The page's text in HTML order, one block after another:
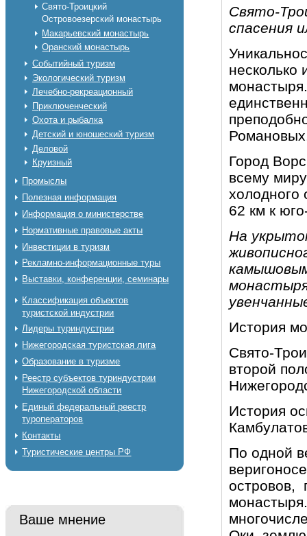
Свято-Троицкий
Островоезерский монастырь
Макарьевский монастырь
Оранский монастырь
Событийный туризм
Экологический туризм
Лечебно-рекреационный
Приключенческий
Охота и рыбалка
Детский и юношеский туризм
Деловой
Круизный
Промыслы
Полезная информация
Информация о министерстве
Нормативные правовые акты
Инвестиции в туризм
Рекламно-информационные туры
Выставки, конференции, семинары
Классификация объектов
туристской индустрии
Лидеры туриндустрии
Нижегородская туристская лига
Образование в туризме
Реестр субъектов туриндустрии
Нижегородской области
Единый федеральный реестр
туроператоров
Контакты
Туристические центры РФ
Ваше мнение
Свято-
спасения
несколько
Город
всему
холодного
62 км к
На
История
Свято-
второй
История
По одной
островов,